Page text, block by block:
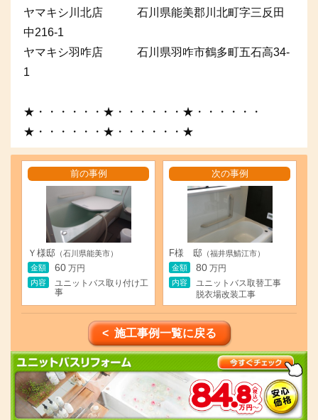
ヤマキシ川北店 石川県能美郡川北町字三反田
中216-1
ヤマキシ羽咋店 石川県羽咋市鶴多町五石高34-
1
★・・・・・・★・・・・・・★・・・・・・
★・・・・・・★・・・・・・★
前の事例
Ｙ様邸 （石川県能美市）
金額
60 万円
内容
ユニットバス取り付け工
事
次の事例
F様 邸 （福井県鯖江市）
金額
80 万円
内容
ユニットバス取替工事
脱衣場改装工事
< 施工事例一覧に戻る